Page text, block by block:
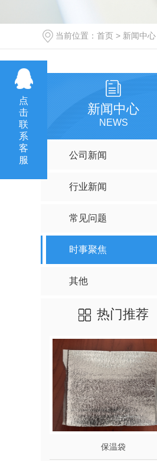
当前位置： 首页 > 新闻中心
新闻中心
NEWS
公司新闻
行业新闻
常见问题
时事聚焦
其他
热门推荐
保温袋
点
击
联
系
客
服